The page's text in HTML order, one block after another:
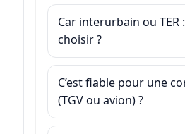
Car interurbain ou TER
choisir ?
C’est fiable pour une
(TGV ou avion) ?